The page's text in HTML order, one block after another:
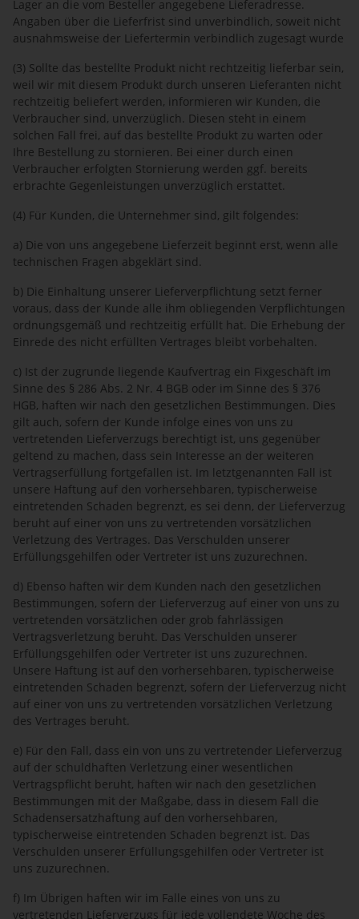
Lager an die vom Besteller angegebene Lieferadresse.
Angaben über die Lieferfrist sind unverbindlich, soweit nicht
ausnahmsweise der Liefertermin verbindlich zugesagt wurde
(3) Sollte das bestellte Produkt nicht rechtzeitig lieferbar sein,
weil wir mit diesem Produkt durch unseren Lieferanten nicht
rechtzeitig beliefert werden, informieren wir Kunden, die
Verbraucher sind, unverzüglich. Diesen steht in einem
solchen Fall frei, auf das bestellte Produkt zu warten oder
Ihre Bestellung zu stornieren. Bei einer durch einen
Verbraucher erfolgten Stornierung werden ggf. bereits
erbrachte Gegenleistungen unverzüglich erstattet.
(4) Für Kunden, die Unternehmer sind, gilt folgendes:
a) Die von uns angegebene Lieferzeit beginnt erst, wenn alle
technischen Fragen abgeklärt sind.
b) Die Einhaltung unserer Lieferverpflichtung setzt ferner
voraus, dass der Kunde alle ihm obliegenden Verpflichtungen
ordnungsgemäß und rechtzeitig erfüllt hat. Die Erhebung der
Einrede des nicht erfüllten Vertrages bleibt vorbehalten.
c) Ist der zugrunde liegende Kaufvertrag ein Fixgeschäft im
Sinne des § 286 Abs. 2 Nr. 4 BGB oder im Sinne des § 376
HGB, haften wir nach den gesetzlichen Bestimmungen. Dies
gilt auch, sofern der Kunde infolge eines von uns zu
vertretenden Lieferverzugs berechtigt ist, uns gegenüber
geltend zu machen, dass sein Interesse an der weiteren
Vertragserfüllung fortgefallen ist. Im letztgenannten Fall ist
unsere Haftung auf den vorhersehbaren, typischerweise
eintretenden Schaden begrenzt, es sei denn, der Lieferverzug
beruht auf einer von uns zu vertretenden vorsätzlichen
Verletzung des Vertrages. Das Verschulden unserer
Erfüllungsgehilfen oder Vertreter ist uns zuzurechnen.
d) Ebenso haften wir dem Kunden nach den gesetzlichen
Bestimmungen, sofern der Lieferverzug auf einer von uns zu
vertretenden vorsätzlichen oder grob fahrlässigen
Vertragsverletzung beruht. Das Verschulden unserer
Erfüllungsgehilfen oder Vertreter ist uns zuzurechnen.
Unsere Haftung ist auf den vorhersehbaren, typischerweise
eintretenden Schaden begrenzt, sofern der Lieferverzug nicht
auf einer von uns zu vertretenden vorsätzlichen Verletzung
des Vertrages beruht.
e) Für den Fall, dass ein von uns zu vertretender Lieferverzug
auf der schuldhaften Verletzung einer wesentlichen
Vertragspflicht beruht, haften wir nach den gesetzlichen
Bestimmungen mit der Maßgabe, dass in diesem Fall die
Schadensersatzhaftung auf den vorhersehbaren,
typischerweise eintretenden Schaden begrenzt ist. Das
Verschulden unserer Erfüllungsgehilfen oder Vertreter ist
uns zuzurechnen.
f) Im Übrigen haften wir im Falle eines von uns zu
vertretenden Lieferverzugs für jede vollendete Woche des